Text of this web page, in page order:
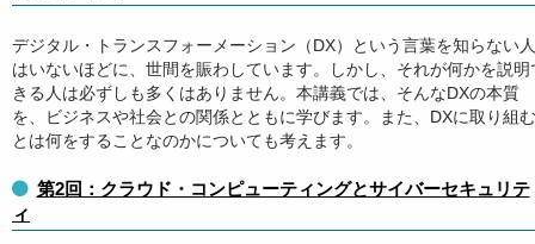
デジタル・トランスフォーメーション（DX）という言葉を知らない人
はいないほどに、世間を賑わしています。しかし、それが何かを説明
きる人は必ずしも多くはありません。本講義では、そんなDXの本質
を、ビジネスや社会との関係とともに学びます。また、DXに取り組む
とは何をすることなのかについても考えます。
第2回：クラウド・コンピューティングとサイバーセキュリテ
ィ